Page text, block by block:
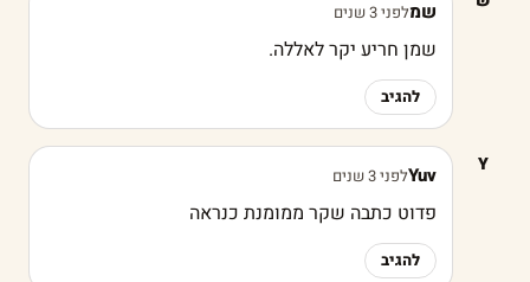
שמלפני 3 שנים
שמן חריע יקר לאללה.
להגיב
Y
Yuvלפני 3 שנים
פדוט כתבה שקר ממומנת כנראה
להגיב